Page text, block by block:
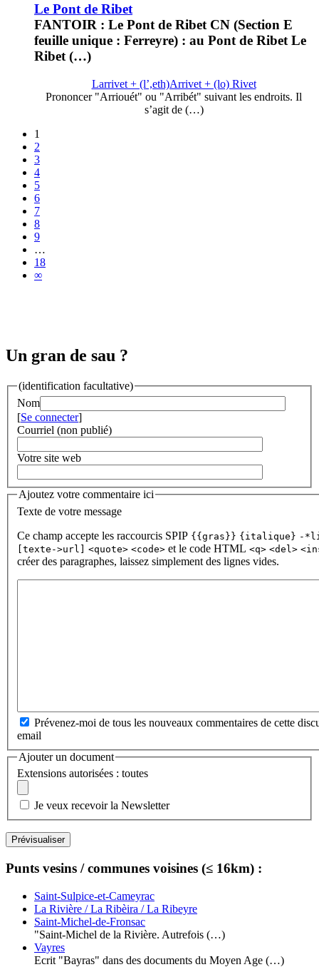
Le Pont de Ribet
FANTOIR : Le Pont de Ribet CN (Section E
feuille unique : Ferreyre) : au Pont de Ribet Le
Ribet (…)
Larrivet + (l’,eth)Arrivet + (lo) Rivet
Prononcer "Arriouét" ou "Arribét" suivant les endroits. Il
s’agit de (…)
1
2
3
4
5
6
7
8
9
…
18
∞
Un gran de sau ?
(identification facultative)
Nom
[Se connecter]
Courriel (non publié)
Votre site web
Ajoutez votre commentaire ici
Texte de votre message
Ce champ accepte les raccourcis SPIP {{gras}} {italique} -
[texte->url] <quote> <code> et le code HTML <q> <del>
créer des paragraphes, laissez simplement des lignes vides.
Prévenez-moi de tous les nouveaux commentaires de cette
email
Ajouter un document
Extensions autorisées : toutes
Je veux recevoir la Newsletter
Punts vesins / communes voisines (≤ 16km) :
Saint-Sulpice-et-Cameyrac
La Rivière / La Ribèira / La Ribeyre
Saint-Michel-de-Fronsac
"Saint-Michel de la Rivière. Autrefois (…)
Vayres
Ecrit "Bayras" dans des documents du Moyen Age (…)